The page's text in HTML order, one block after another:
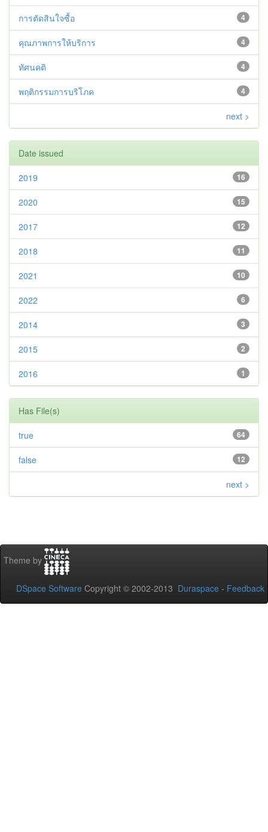
4
การตัดสินใจซื้อ
4
คุณภาพการให้บริการ
4
ทัศนคติ
4
พฤติกรรมการบริโภค
next >
Date issued
16
2019
15
2020
12
2017
11
2018
10
2021
6
2022
3
2014
2
2015
1
2016
Has File(s)
64
true
12
false
next >
Theme by
DSpace Software Copyright © 2002-2013 Duraspace - Feedback